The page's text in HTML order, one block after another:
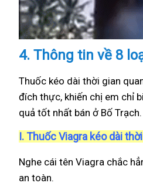
4. Thông tin về 8
Thuốc kéo dài thời gian
đích thực, khiến chị em chỉ
quả tốt nhất bán ở Bố Trạch.
I. Thuốc Viagra kéo dài
Nghe cái tên Viagra chắc
an toàn.